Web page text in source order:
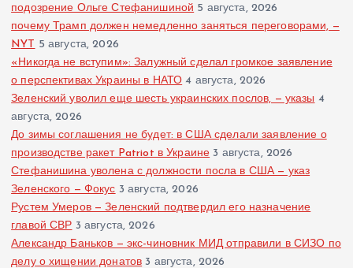
подозрение Ольге Стефанишиной 5 августа, 2026
почему Трамп должен немедленно заняться переговорами, —
NYT 5 августа, 2026
«Никогда не вступим»: Залужный сделал громкое заявление
о перспективах Украины в НАТО 4 августа, 2026
Зеленский уволил еще шесть украинских послов, — указы 4
августа, 2026
До зимы соглашения не будет: в США сделали заявление о
производстве ракет Patriot в Украине 3 августа, 2026
Стефанишина уволена с должности посла в США — указ
Зеленского — Фокус 3 августа, 2026
Рустем Умеров — Зеленский подтвердил его назначение
главой СВР 3 августа, 2026
Александр Баньков — экс-чиновник МИД отправили в СИЗО по
делу о хищении донатов 3 августа, 2026